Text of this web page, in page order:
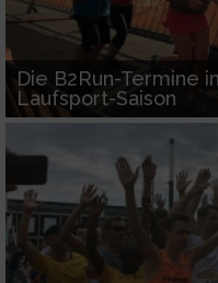
Die B2Run-Termine
Laufsport-Saison